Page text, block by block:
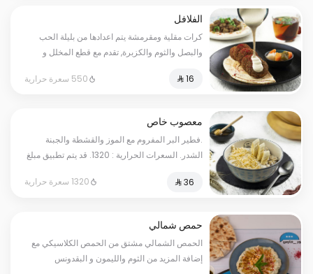
الفلافل
كرات مقلية ومقرمشة يتم اعدادها من بليلة الحب
والبصل والثوم والكزبرة, تقدم مع قطع المخلل و
الحرارية: ٥٥٠
550 سعرة حرارية
معصوب خاص
.فطير البر المفروم مع الموز والقشطة والجبنة
الشدر. السعرات الحرارية : 1320. قد يتم تطبيق مبلغ
1320 سعرة حرارية
حمص شمالي
الحمص الشمالي مشتق من الحمص الكلاسيكي مع
إضافة المزيد من الثوم والليمون و البقدونس